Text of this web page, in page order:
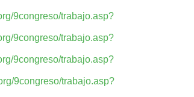
9congreso/trabajo.asp?
9congreso/trabajo.asp?
9congreso/trabajo.asp?
9congreso/trabajo.asp?